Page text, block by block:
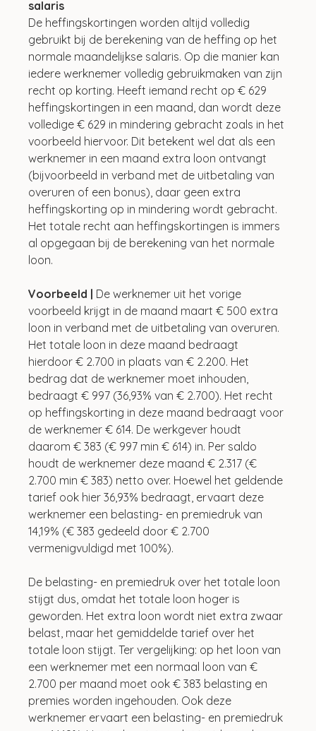
salaris
De heffingskortingen worden altijd volledig
gebruikt bij de berekening van de heffing op het
normale maandelijkse salaris. Op die manier kan
iedere werknemer volledig gebruikmaken van zijn
recht op korting. Heeft iemand recht op € 629
heffingskortingen in een maand, dan wordt deze
volledige € 629 in mindering gebracht zoals in het
voorbeeld hiervoor. Dit betekent wel dat als een
werknemer in een maand extra loon ontvangt
(bijvoorbeeld in verband met de uitbetaling van
overuren of een bonus), daar geen extra
heffingskorting op in mindering wordt gebracht.
Het totale recht aan heffingskortingen is immers
al opgegaan bij de berekening van het normale
loon.
Voorbeeld | De werknemer uit het vorige
voorbeeld krijgt in de maand maart € 500 extra
loon in verband met de uitbetaling van overuren.
Het totale loon in deze maand bedraagt
hierdoor € 2.700 in plaats van € 2.200. Het
bedrag dat de werknemer moet inhouden,
bedraagt € 997 (36,93% van € 2.700). Het recht
op heffingskorting in deze maand bedraagt voor
de werknemer € 614. De werkgever houdt
daarom € 383 (€ 997 min € 614) in. Per saldo
houdt de werknemer deze maand € 2.317 (€
2.700 min € 383) netto over. Hoewel het geldende
tarief ook hier 36,93% bedraagt, ervaart deze
werknemer een belasting- en premiedruk van
14,19% (€ 383 gedeeld door € 2.700
vermenigvuldigd met 100%).
De belasting- en premiedruk over het totale loon
stijgt dus, omdat het totale loon hoger is
geworden. Het extra loon wordt niet extra zwaar
belast, maar het gemiddelde tarief over het
totale loon stijgt. Ter vergelijking: op het loon van
een werknemer met een normaal loon van €
2.700 per maand moet ook € 383 belasting en
premies worden ingehouden. Ook deze
werknemer ervaart een belasting- en premiedruk